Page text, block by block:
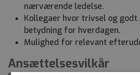
nærværende ledelse.
Kollegaer hvor trivsel og godt
betydning for hverdagen.
Mulighed for relevant
Ansættelsesvilkår